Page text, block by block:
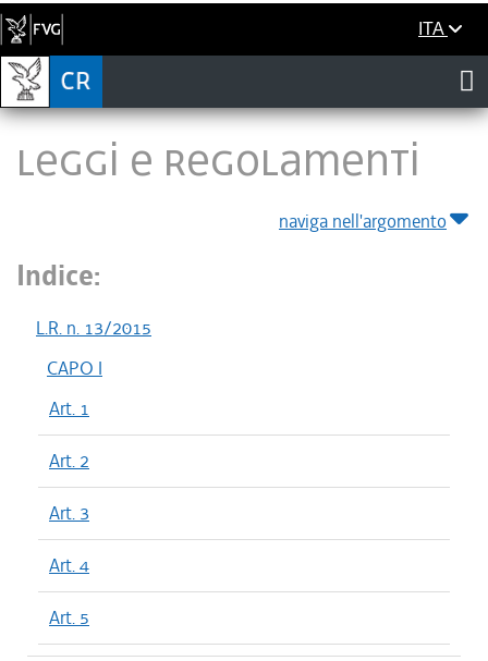
ITA
LEGGI E REGOLAMENTI
naviga nell'argomento
Indice:
L.R. n. 13/2015
CAPO I
Art. 1
Art. 2
Art. 3
Art. 4
Art. 5